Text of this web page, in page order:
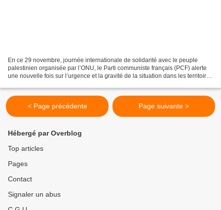
En ce 29 novembre, journée internationale de solidarité avec le peuple
palestinien organisée par l’ONU, le Parti communiste français (PCF) alerte
une nouvelle fois sur l’urgence et la gravité de la situation dans les territoires
< Page précédente Page suivante >
Hébergé par Overblog
Top articles
Pages
Contact
Signaler un abus